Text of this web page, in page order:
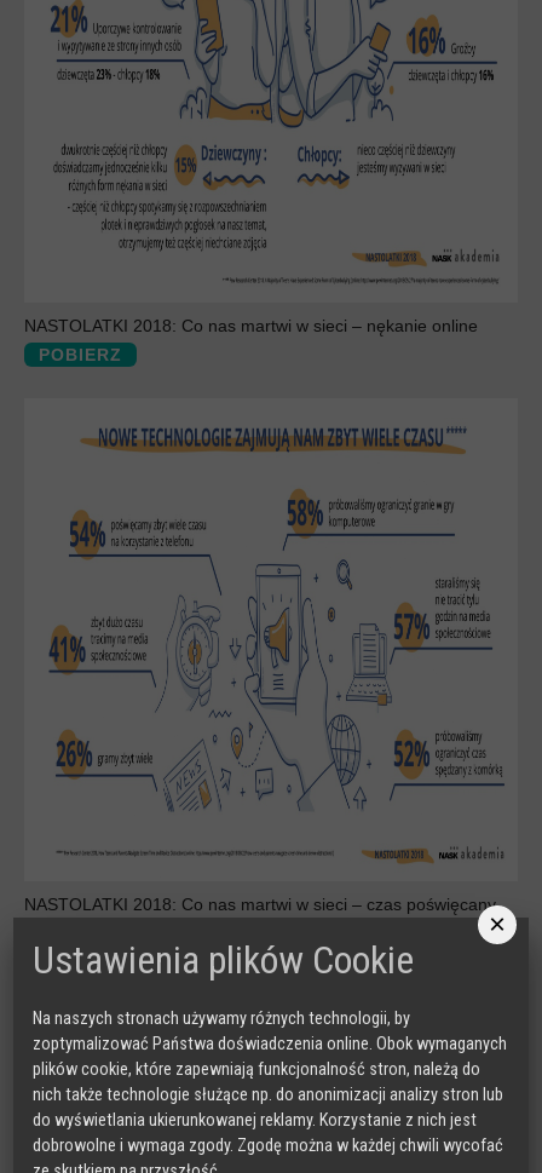
NASTOLATKI 2018: Co nas martwi w sieci – nękanie online
POBIERZ
NASTOLATKI 2018: Co nas martwi w sieci – czas poświęcany
POBIERZ
×
Ustawienia plików Cookie
Na naszych stronach używamy różnych technologii, by
zoptymalizować Państwa doświadczenia online. Obok wymaganych
plików cookie, które zapewniają funkcjonalność stron, należą do
nich także technologie służące np. do anonimizacji analizy stron lub
do wyświetlania ukierunkowanej reklamy. Korzystanie z nich jest
dobrowolne i wymaga zgody. Zgodę można w każdej chwili wycofać